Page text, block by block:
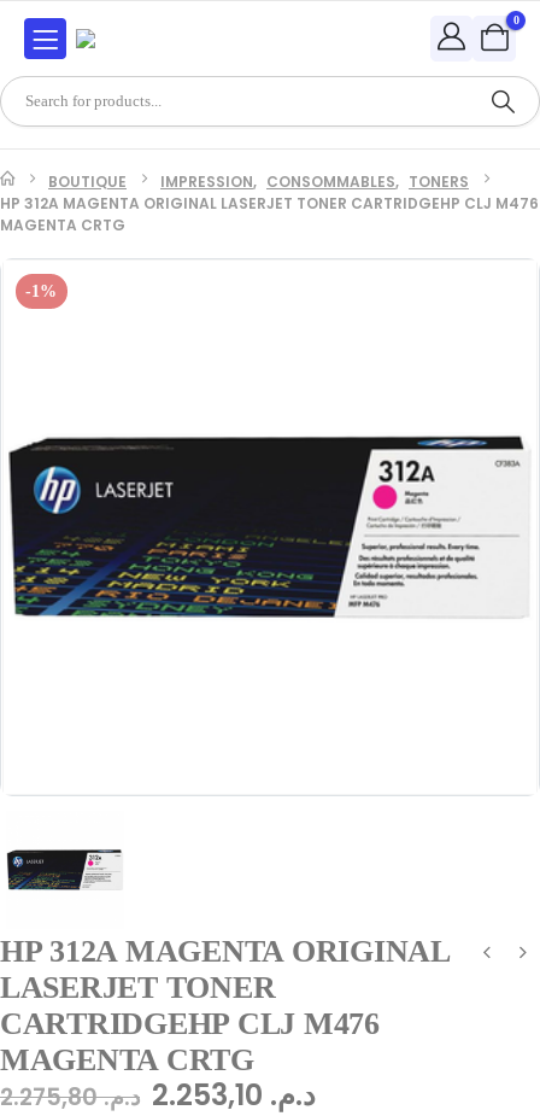
0
BOUTIQUE IMPRESSION, CONSOMMABLES, TONERS
HP 312A MAGENTA ORIGINAL LASERJET TONER CARTRIDGEHP CLJ M476
MAGENTA CRTG
-1%
HP 312A MAGENTA ORIGINAL
LASERJET TONER
CARTRIDGEHP CLJ M476
MAGENTA CRTG
د.م.2.275,80 د.م.